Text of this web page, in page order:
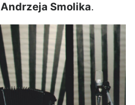
Andrzeja Smolika.